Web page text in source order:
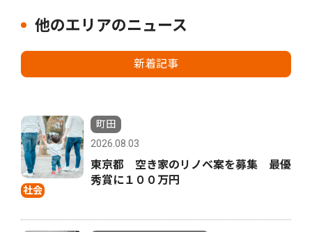
他のエリアのニュース
新着記事
社会
町田
2026.08.03
東京都 空き家のリノベ案を募集 最優
秀賞に１００万円